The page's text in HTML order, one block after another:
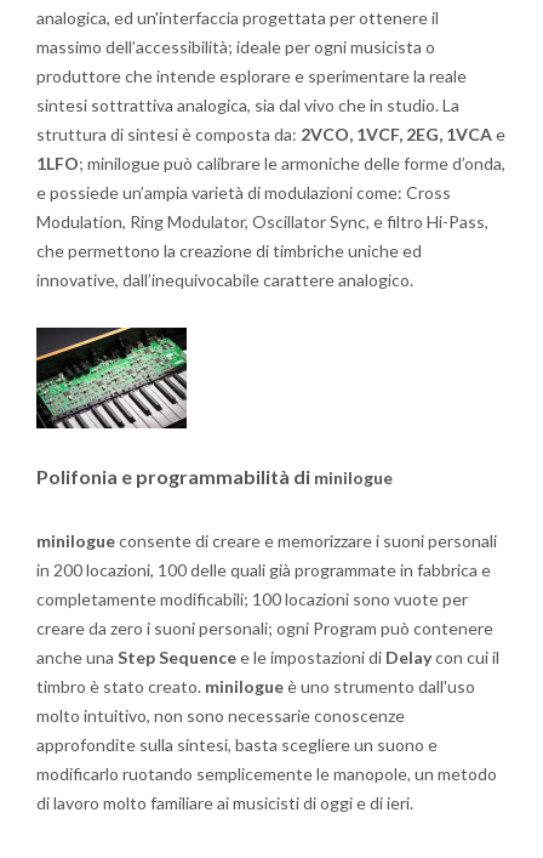
analogica, ed un'interfaccia progettata per ottenere il
massimo dell’accessibilità; ideale per ogni musicista o
produttore che intende esplorare e sperimentare la reale
sintesi sottrattiva analogica, sia dal vivo che in studio. La
struttura di sintesi è composta da: 2VCO, 1VCF, 2EG, 1VCAe
1LFO; minilogue può calibrare le armoniche delle forme d’onda,
e possiede un’ampia varietà di modulazioni come: Cross
Modulation, Ring Modulator, Oscillator Sync, e filtro Hi-Pass,
che permettono la creazione di timbriche uniche ed
innovative, dall’inequivocabile carattere analogico.
Polifonia e programmabilità di minilogue
minilogueconsente di creare e memorizzare i suoni personali
in 200 locazioni, 100 delle quali già programmate in fabbrica e
completamente modificabili; 100 locazioni sono vuote per
creare da zero i suoni personali; ogni Program può contenere
anche una Step Sequencee le impostazioni di Delaycon cui il
timbro è stato creato. minilogueè uno strumento dall'uso
molto intuitivo, non sono necessarie conoscenze
approfondite sulla sintesi, basta scegliere un suono e
modificarlo ruotando semplicemente le manopole, un metodo
di lavoro molto familiare ai musicisti di oggi e di ieri.